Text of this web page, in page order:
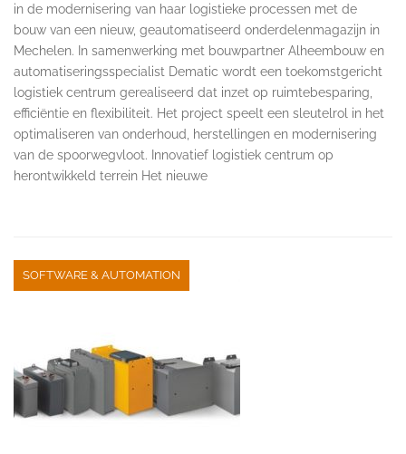
in de modernisering van haar logistieke processen met de
bouw van een nieuw, geautomatiseerd onderdelenmagazijn in
Mechelen. In samenwerking met bouwpartner Alheembouw en
automatiseringsspecialist Dematic wordt een toekomstgericht
logistiek centrum gerealiseerd dat inzet op ruimtebesparing,
efficiëntie en flexibiliteit. Het project speelt een sleutelrol in het
optimaliseren van onderhoud, herstellingen en modernisering
van de spoorwegvloot. Innovatief logistiek centrum op
herontwikkeld terrein Het nieuwe
SOFTWARE & AUTOMATION